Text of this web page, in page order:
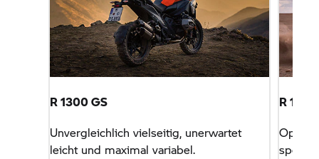
R 1300 GS
Unvergleichlich vielseitig, unerwartet
leicht und maximal variabel.
R